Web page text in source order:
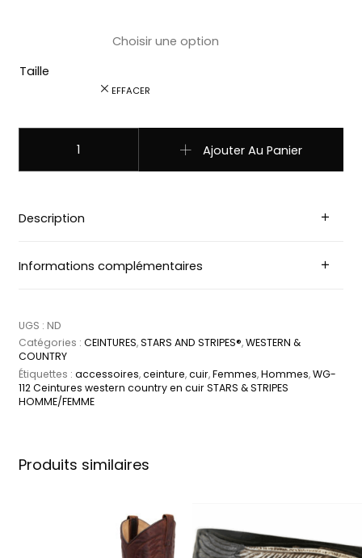
Taille
EFFACER
Ajouter Au Panier
Description
Informations complémentaires
UGS : ND
Catégories : CEINTURES,STARS AND STRIPES®,WESTERN &
COUNTRY
Étiquettes : accessoires,ceinture,cuir,Femmes,Hommes,WG-
112 Ceintures western country en cuir STARS & STRIPES
HOMME/FEMME
Produits similaires